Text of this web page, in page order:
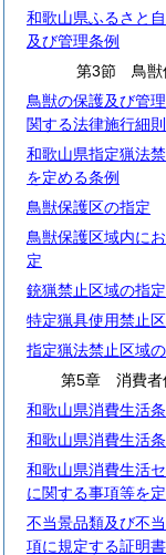
和歌山県ふるさと
及び管理条例
第3節 鳥獣
鳥獣の保護及び管
関する法律施行細則
和歌山県指定猟法
を定める条例
鳥獣保護区の指定
鳥獣保護区域内に
定
銃猟禁止区域の指定
特定猟具使用禁止
指定猟法禁止区域
第5章 消費者
和歌山県消費生活
和歌山県消費生活
和歌山県消費生活
に関する事項等を
不当景品類及び不
項に規定する証明